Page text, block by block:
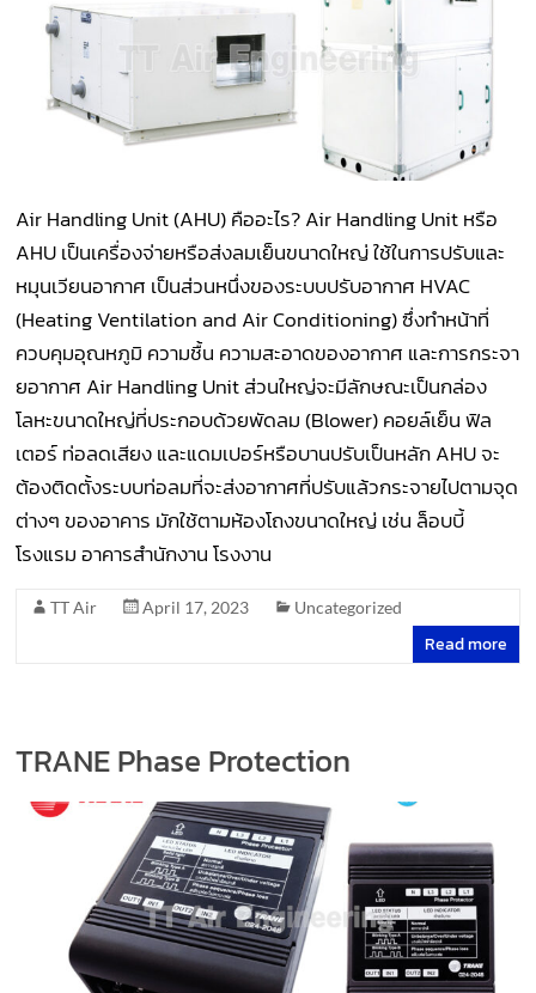
Air Handling Unit (AHU) คืออะไร? Air Handling Unit หรือ
AHU เป็นเครื่องจ่ายหรือส่งลมเย็นขนาดใหญ่ ใช้ในการปรับและ
หมุนเวียนอากาศ เป็นส่วนหนึ่งของระบบปรับอากาศ HVAC
(Heating Ventilation and Air Conditioning) ซึ่งทำหน้าที่
ควบคุมอุณหภูมิ ความชื้น ความสะอาดของอากาศ และการกระจา
ยอากาศ Air Handling Unit ส่วนใหญ่จะมีลักษณะเป็นกล่อง
โลหะขนาดใหญ่ที่ประกอบด้วยพัดลม (Blower) คอยล์เย็น ฟิล
เตอร์ ท่อลดเสียง และแดมเปอร์หรือบานปรับเป็นหลัก AHU จะ
ต้องติดตั้งระบบท่อลมที่จะส่งอากาศที่ปรับแล้วกระจายไปตามจุด
ต่างๆ ของอาคาร มักใช้ตามห้องโถงขนาดใหญ่ เช่น ล็อบบี้
โรงแรม อาคารสำนักงาน โรงงาน
TT Air April 17, 2023 Uncategorized
Read more
TRANE Phase Protection